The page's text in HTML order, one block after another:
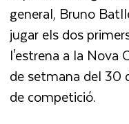
general, Bruno
jugar els dos
l'estrena a la Nova
de setmana del 30
de competició.